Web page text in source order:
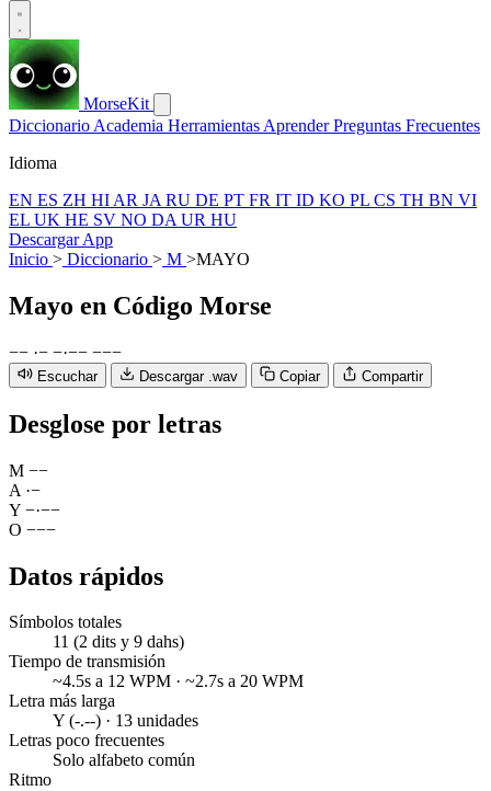
MorseKit
Diccionario Academia Herramientas AprenderPreguntas Frecuentes
Idioma
EN ES ZH HI AR JA RU DE PT FR IT ID KO PL CS TH BN VI
EL UK HE SV NO DA UR HU
Descargar App
Inicio > Diccionario > M >MAYO
Mayo en Código Morse
−− ·− −·−− −−−
Escuchar Descargar .wav Copiar Compartir
Desglose por letras
M −−
A ·−
Y −·−−
O −−−
Datos rápidos
Símbolos totales
11 (2 dits y 9 dahs)
Tiempo de transmisión
~4.5s a 12 WPM · ~2.7s a 20 WPM
Letra más larga
Y (-.--) · 13 unidades
Letras poco frecuentes
Solo alfabeto común
Ritmo